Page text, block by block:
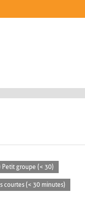
Petit groupe (< 30)
courtes (< 30 minutes)